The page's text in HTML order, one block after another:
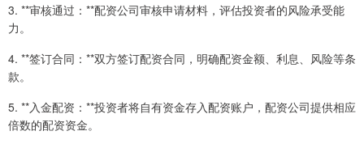
3. **审核通过：**配资公司审核申请材料，评估投资者的风险承受能
力。
4. **签订合同：**双方签订配资合同，明确配资金额、利息、风险等条
款。
5. **入金配资：**投资者将自有资金存入配资账户，配资公司提供相应
倍数的配资资金。